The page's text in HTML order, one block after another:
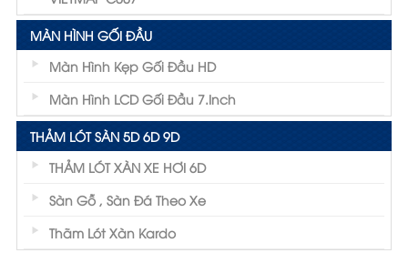
MÀN HÌNH GỐI ĐẦU
Màn Hình Kẹp Gối Đầu HD
Màn Hình LCD Gối Đầu 7.inch
THẢM LÓT SÀN 5D 6D 9D
THẢM LÓT XÀN XE HƠI 6D
Sàn Gỗ , Sàn Đá Theo Xe
Thãm Lót Xàn Kardo